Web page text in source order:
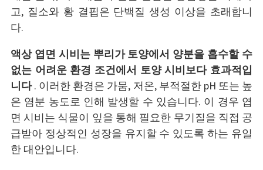
고, 질소와 황 결핍은 단백질 생성 이상을 초래합니
다.
액상 엽면 시비는 뿌리가 토양에서 양분을 흡수할 수
없는 어려운 환경 조건에서 토양 시비보다 효과적입
니다. 이러한 환경은 가뭄, 저온, 부적절한 pH 또는 높
은 염분 농도로 인해 발생할 수 있습니다. 이 경우 엽
면 시비는 식물이 잎을 통해 필요한 무기질을 직접 공
급받아 정상적인 성장을 유지할 수 있도록 하는 유일
한 대안입니다.